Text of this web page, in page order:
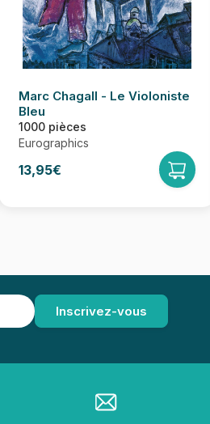
Marc Chagall - Le Violoniste
Bleu
1000 pièces
Eurographics
13,95€